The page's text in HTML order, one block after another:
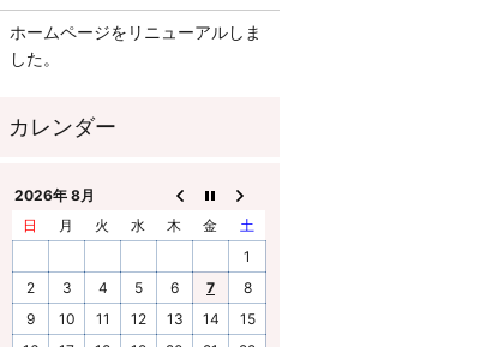
ホームページをリニューアルしま
した。
2026年 8月
日
月 火 水 木 金
土
1
2
3 4 5 6 7
8
9
10 11 12 13 14
15